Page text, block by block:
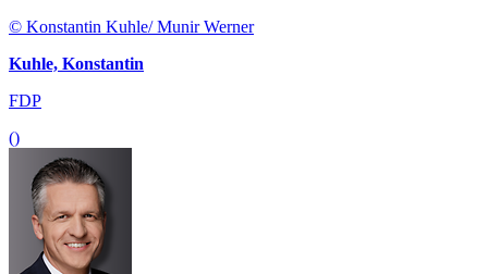
© Konstantin Kuhle/ Munir Werner
Kuhle, Konstantin
FDP
()